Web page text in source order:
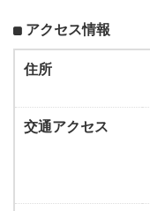
アクセス情報
住所
交通アクセス